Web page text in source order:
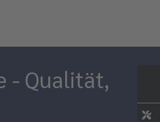
- Qualität,